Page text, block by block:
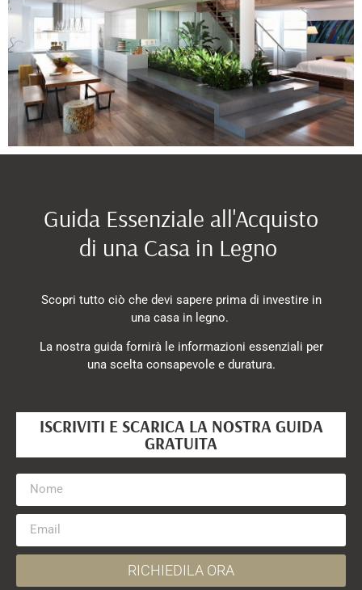
Guida Essenziale all'Acquisto
di una Casa in Legno
Scopri tutto ciò che devi sapere prima di investire in
una casa in legno.
La nostra guida fornirà le informazioni essenziali per
una scelta consapevole e duratura.
ISCRIVITI E SCARICA LA NOSTRA GUIDA
GRATUITA
RICHIEDILA ORA